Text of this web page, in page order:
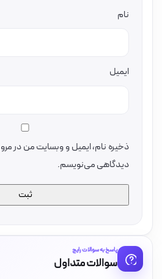
نام
ایمیل
ذخیره نام، ایمیل و وبسایت من در
دیدگاهی می‌نویسم.
پاسخ به سوالات رایج
سوالات متداول